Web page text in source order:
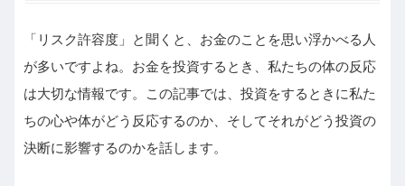
「リスク許容度」と聞くと、お金のことを思い浮かべる人
が多いですよね。お金を投資するとき、私たちの体の反応
は大切な情報です。この記事では、投資をするときに私た
ちの心や体がどう反応するのか、そしてそれがどう投資の
決断に影響するのかを話します。